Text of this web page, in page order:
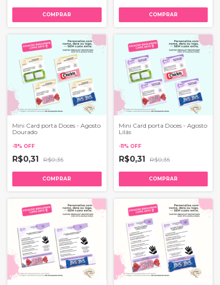
COMPRAR COMPRAR
Mini Card porta Doces - Agosto
Dourado
-11% OFF
R$0,31 R$0,35
COMPRAR
Mini Card porta Doces - Agosto
Lilás
-11% OFF
R$0,31 R$0,35
COMPRAR